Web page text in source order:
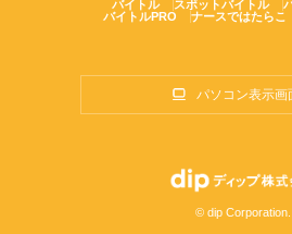
バイトル スポットバイトル
バイトルPRO
ナースではたらこ
パソコン表示画
© dip Corporation.